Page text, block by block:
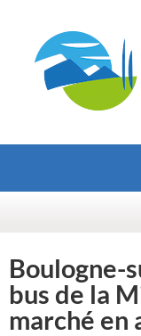
Boulogne-
bus de la
marché en